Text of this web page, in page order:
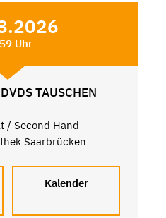
Uhr
TAUSCHEN
/ Second Hand
Saarbrücken
Kalender